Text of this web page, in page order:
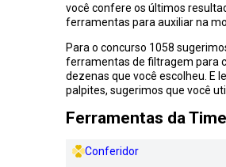
você confere os últimos
ferramentas para auxiliar na
Para o concurso 1058
ferramentas de filtragem para
dezenas que você escolheu. E
palpites, sugerimos que você
Ferramentas da
Conferidor